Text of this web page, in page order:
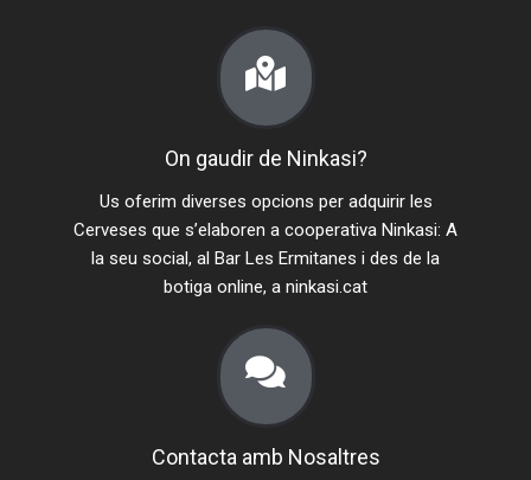
On gaudir de Ninkasi?
Us oferim diverses opcions per adquirir les
Cerveses que s’elaboren a cooperativa Ninkasi: A
la seu social, al Bar Les Ermitanes i des de la
botiga online, a ninkasi.cat
Contacta amb Nosaltres